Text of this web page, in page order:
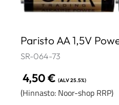
Paristo AA 1,5V
SR-064-73
4,50€ (ALV 25.5%)
(Hinnasto: Noor-shop RRP)